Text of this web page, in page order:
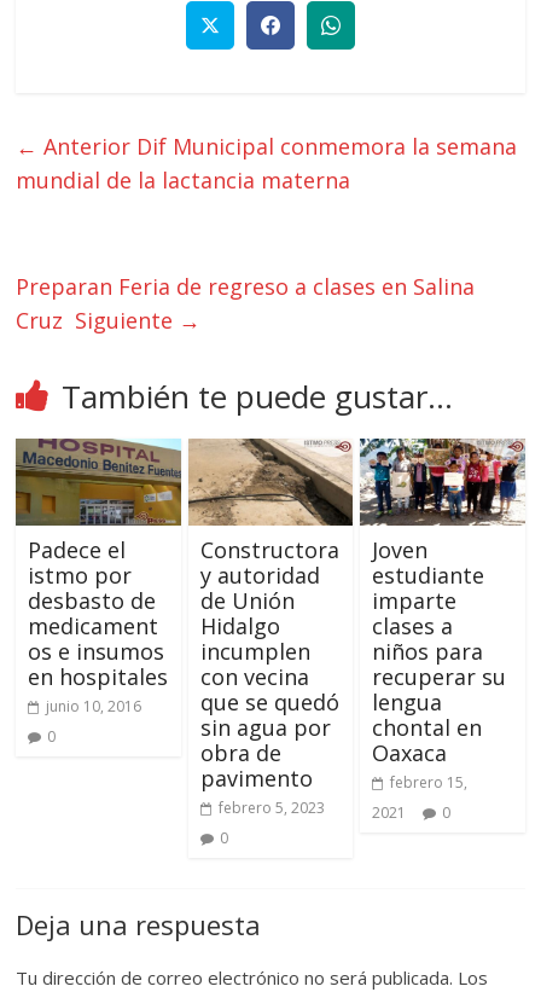
← Anterior Dif Municipal conmemora la semana
mundial de la lactancia materna
Preparan Feria de regreso a clases en Salina
Cruz Siguiente →
También te puede gustar...
Padece el
istmo por
desbasto de
medicament
os e insumos
en hospitales
junio 10, 2016
0
Constructora
y autoridad
de Unión
Hidalgo
incumplen
con vecina
que se quedó
sin agua por
obra de
pavimento
febrero 5, 2023
0
Joven
estudiante
imparte
clases a
niños para
recuperar su
lengua
chontal en
Oaxaca
febrero 15,
2021
0
Deja una respuesta
Tu dirección de correo electrónico no será publicada. Los